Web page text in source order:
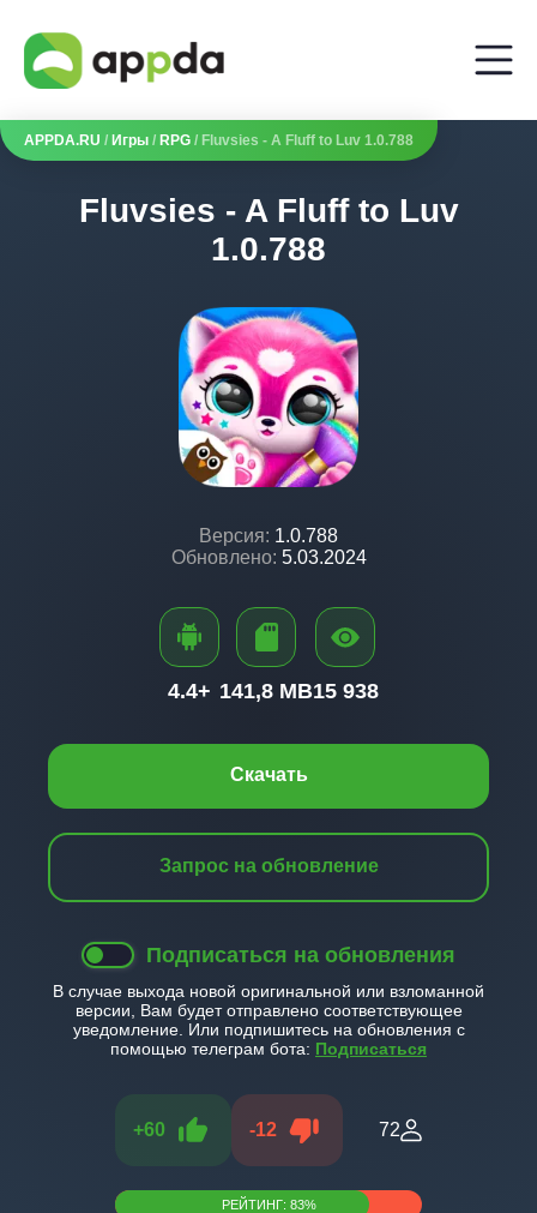
APPDA.RU / Игры / RPG / Fluvsies - A Fluff to Luv 1.0.788
Fluvsies - A Fluff to Luv
1.0.788
Версия: 1.0.788
Обновлено: 5.03.2024
Скачать
Запрос на обновление
Подписаться на обновления
В случае выхода новой оригинальной или взломанной
версии, Вам будет отправлено соответствующее
уведомление. Или подпишитесь на обновления с
помощью телеграм бота: Подписаться
+60 -12 72
РЕЙТИНГ: 83%
4.4+ 141,8 MB15 938